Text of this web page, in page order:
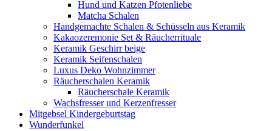
Hund und Katzen Pfotenliebe
Matcha Schalen
Handgemachte Schalen & Schüsseln aus Keramik
Kakaozeremonie Set & Räucherrituale
Keramik Geschirr beige
Keramik Seifenschalen
Luxus Deko Wohnzimmer
Räucherschalen Keramik
Räucherschale Keramik
Wachsfresser und Kerzenfresser
Mitgebsel Kindergeburtstag
Wunderfunkel